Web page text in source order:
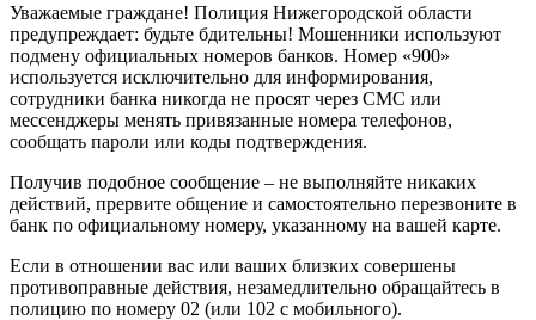
Уважаемые граждане! Полиция Нижегородской области
предупреждает: будьте бдительны! Мошенники используют
подмену официальных номеров банков. Номер «900»
используется исключительно для информирования,
сотрудники банка никогда не просят через СМС или
мессенджеры менять привязанные номера телефонов,
сообщать пароли или коды подтверждения.
Получив подобное сообщение – не выполняйте никаких
действий, прервите общение и самостоятельно перезвоните в
банк по официальному номеру, указанному на вашей карте.
Если в отношении вас или ваших близких совершены
противоправные действия, незамедлительно обращайтесь в
полицию по номеру 02 (или 102 с мобильного).